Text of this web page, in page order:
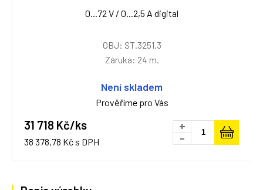
0...72 V / 0...2,5 A digital
OBJ: ST.3251.3
Záruka: 24 m.
Není skladem
Prověříme pro Vás
31 718 Kč/ks
38 378,78 Kč s DPH
+
-